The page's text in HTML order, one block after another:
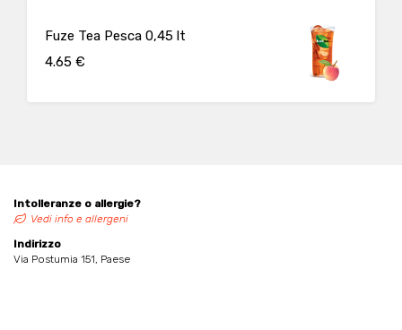
Fuze Tea Pesca 0,45 lt
4.65 €
Intolleranze o allergie?
Vedi info e allergeni
Indirizzo
Via Postumia 151, Paese